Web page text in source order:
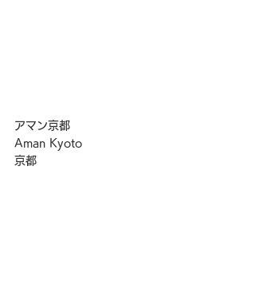
アマン京都
Aman Kyoto
京都